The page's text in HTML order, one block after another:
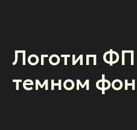
Логотип
темном